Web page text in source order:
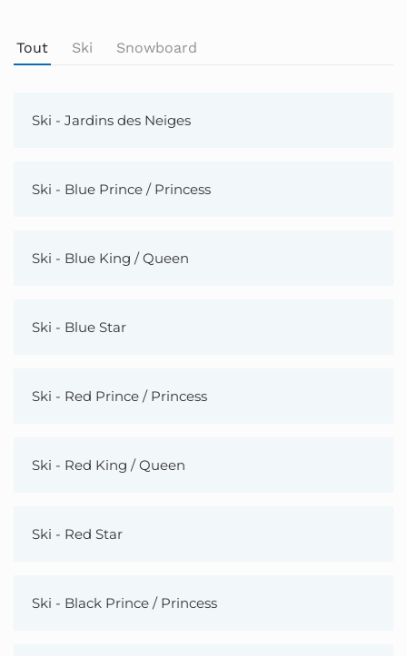
Tout Ski Snowboard
Ski - Jardins des Neiges
Ski - Blue Prince / Princess
Ski - Blue King / Queen
Ski - Blue Star
Ski - Red Prince / Princess
Ski - Red King / Queen
Ski - Red Star
Ski - Black Prince / Princess